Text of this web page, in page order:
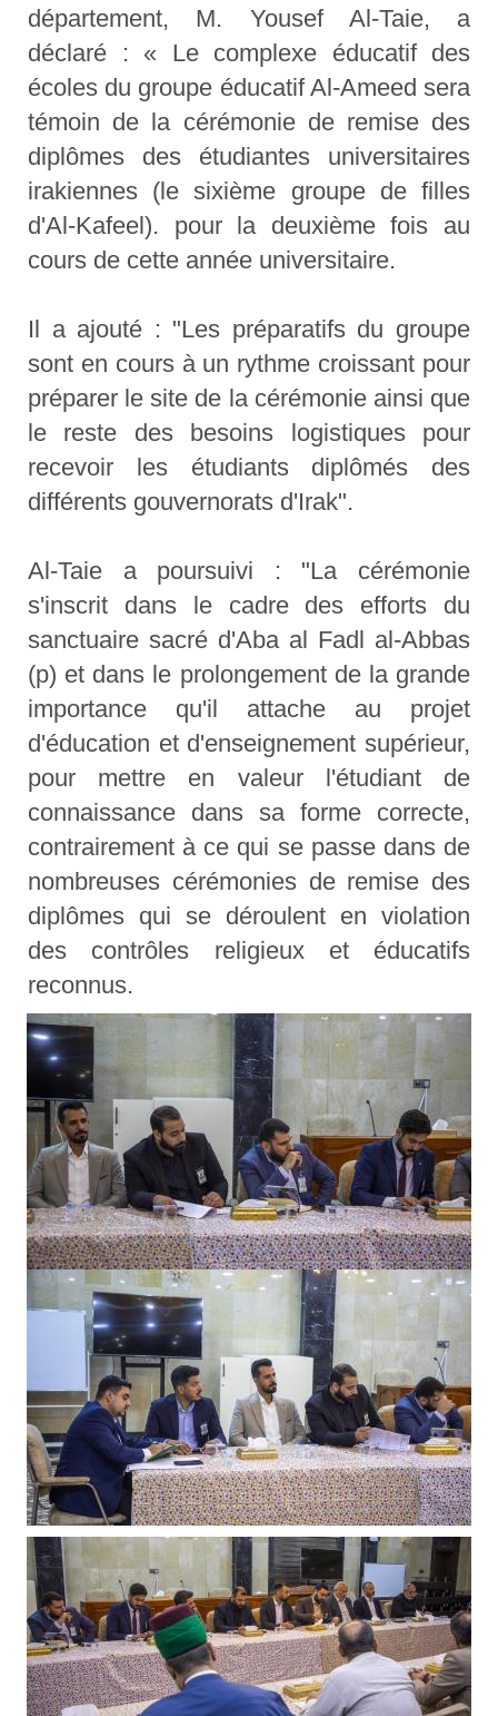
département, M. Yousef Al-Taie, a
déclaré : « Le complexe éducatif des
écoles du groupe éducatif Al-Ameed sera
témoin de la cérémonie de remise des
diplômes des étudiantes universitaires
irakiennes (le sixième groupe de filles
d'Al-Kafeel). pour la deuxième fois au
cours de cette année universitaire.
Il a ajouté : "Les préparatifs du groupe
sont en cours à un rythme croissant pour
préparer le site de la cérémonie ainsi que
le reste des besoins logistiques pour
recevoir les étudiants diplômés des
différents gouvernorats d'Irak".
Al-Taie a poursuivi : "La cérémonie
s'inscrit dans le cadre des efforts du
sanctuaire sacré d'Aba al Fadl al-Abbas
(p) et dans le prolongement de la grande
importance qu'il attache au projet
d'éducation et d'enseignement supérieur,
pour mettre en valeur l'étudiant de
connaissance dans sa forme correcte,
contrairement à ce qui se passe dans de
nombreuses cérémonies de remise des
diplômes qui se déroulent en violation
des contrôles religieux et éducatifs
reconnus.